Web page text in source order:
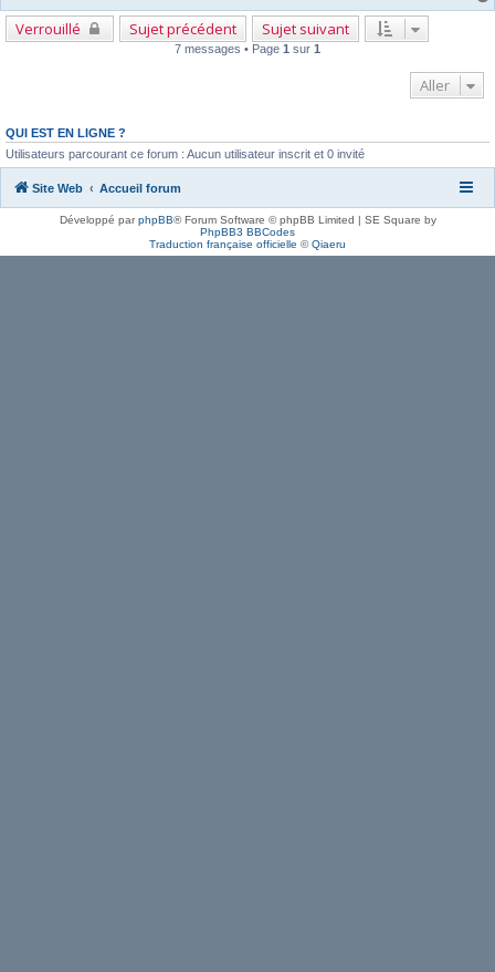
En poursuivant votre navigation sur ce site, vous
optimale.En savoir plus…
J’accepte
Verrouillé Sujet précédent Sujet suivant
7 messages • Page 1 sur 1
Aller
QUI EST EN LIGNE ?
Utilisateurs parcourant ce forum : Aucun utilisateur inscrit et 0 invité
Site Web Accueil forum
Développé parphpBB® Forum Software © phpBB Limited | SE Square by
PhpBB3 BBCodes
Traduction française officielle ©Qiaeru